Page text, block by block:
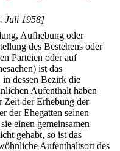
Juli 1958]
Aufhebung oder
des Bestehens oder
Parteien oder auf
ist das
dessen Bezirk die
Aufenthalt haben
Zeit der Erhebung der
der Ehegatten seinen
einen gemeinsamen
gehabt, so ist das
Aufenthaltsort des